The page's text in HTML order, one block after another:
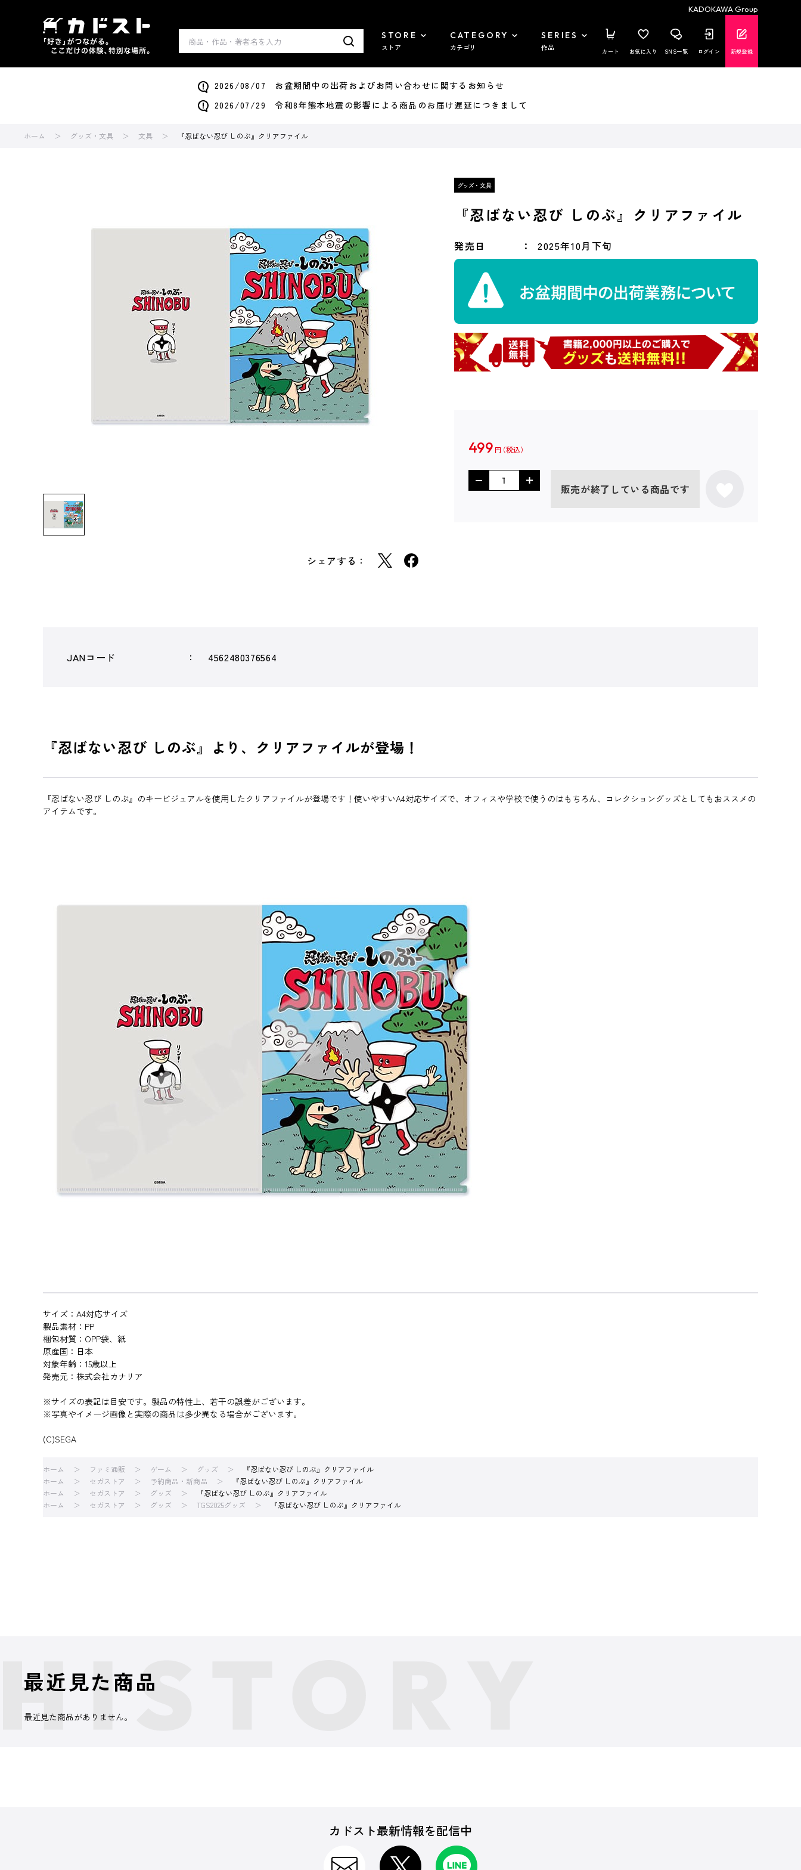
KADOKAWA Group
STORE
ストア
CATEGORY
カテゴリ
SERIES
作品 カート お気に入り SNS一覧 ログイン 新規登録
2026/08/07 お盆期間中の出荷およびお問い合わせに関するお知らせ
2026/07/29 令和8年熊本地震の影響による商品のお届け遅延につきまして
ホーム グッズ・文具 文具 『忍ばない忍び しのぶ』クリアファイル
シェアする：
『忍ばない忍び しのぶ』クリアファイル
発売日 2025年10月下旬
499 円
販売が終了している商品です
JANコード 4562480376564
『忍ばない忍び しのぶ』より、クリアファイルが登場！
『忍ばない忍び しのぶ』のキービジュアルを使用したクリアファイルが登場です！使いやすいA4対応サイズで、オフィスや学校で使うのはもちろん、コレクショングッズとしてもおススメの
アイテムです。
サイズ：A4対応サイズ
製品素材：PP
梱包材質：OPP袋、紙
原産国：日本
対象年齢：15歳以上
発売元：株式会社カナリア
※サイズの表記は目安です。製品の特性上、若干の誤差がございます。
※写真やイメージ画像と実際の商品は多少異なる場合がございます。
(C)SEGA
ホーム ファミ通販 ゲーム グッズ
『忍ばない忍び しのぶ』クリアファイル
ホーム
セガストア 予約商品・新商品
『忍ばない忍び しのぶ』クリアファイル
ホーム
セガストア グッズ
『忍ばない忍び しのぶ』クリアファイル
ホーム
セガストア グッズ TGS2025グッズ 『忍ばない忍び しのぶ』クリアファイル
最近見た商品
最近見た商品がありません。
カドスト最新情報を配信中